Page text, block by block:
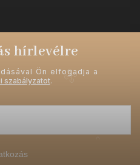
hírlevélre
Ön elfogadja a
szabályzatot.